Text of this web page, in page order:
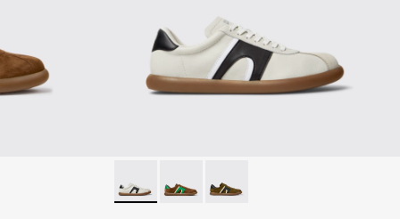
Zapatillas multicolor de nobuk y piel para hombre.
026
K100937-022 - Sneakers multicolores de piel y nobuk para
Pelotas Soller - K100937-022 - Sneakers
Pelotas Soller - K100937-038 -
Pelotas Soller - K100937-026